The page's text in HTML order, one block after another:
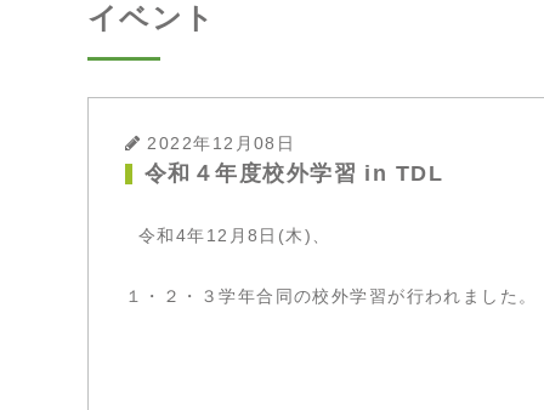
イベント
2022年12月08日
令和４年度校外学習 in TDL
令和4年12月8日(木)、
１・２・３学年合同の校外学習が行われました。